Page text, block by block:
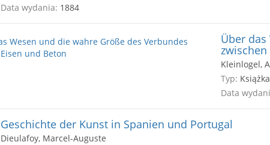
Data wydania: 1884
Über
Kleinlogel,
Typ: Książka
Data
Geschichte der Kunst in Spanien und Portugal
Dieulafoy, Marcel-Auguste